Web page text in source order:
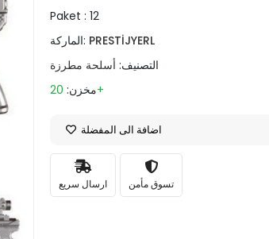
Paket :12
الماركة: PRESTİJYERL
التصنيف: أسلحة مطرزة
مخزن:20+
اضافة الى المفضلة
ارسال سريع تسوق مأمن